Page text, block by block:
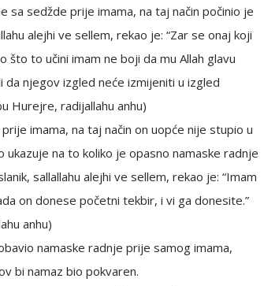
sa sedžde prije imama, na taj način počinio je
alejhi ve sellem, rekao je: “Zar se onaj koji
što to učini imam ne boji da mu Allah glavu
njegov izgled neće izmijeniti u izgled
Hurejre, radijallahu anhu)
imama, na taj način on uopće nije stupio u
na to koliko je opasno namaske radnje
sallallahu alejhi ve sellem, rekao je: “Imam
on donese početni tekbir, i vi ga donesite.”
anhu)
namaske radnje prije samog imama,
bi namaz bio pokvaren.